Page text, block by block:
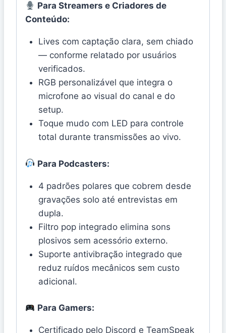
Para Streamers e Criadores de
Conteúdo:
Lives com captação clara, sem chiado
— conforme relatado por usuários
verificados.
RGB personalizável que integra o
microfone ao visual do canal e do
setup.
Toque mudo com LED para controle
total durante transmissões ao vivo.
Para Podcasters:
4 padrões polares que cobrem desde
gravações solo até entrevistas em
dupla.
Filtro pop integrado elimina sons
plosivos sem acessório externo.
Suporte antivibração integrado que
reduz ruídos mecânicos sem custo
adicional.
Para Gamers:
Certificado pelo Discord e TeamSpeak